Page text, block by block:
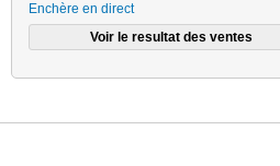
Enchère en direct